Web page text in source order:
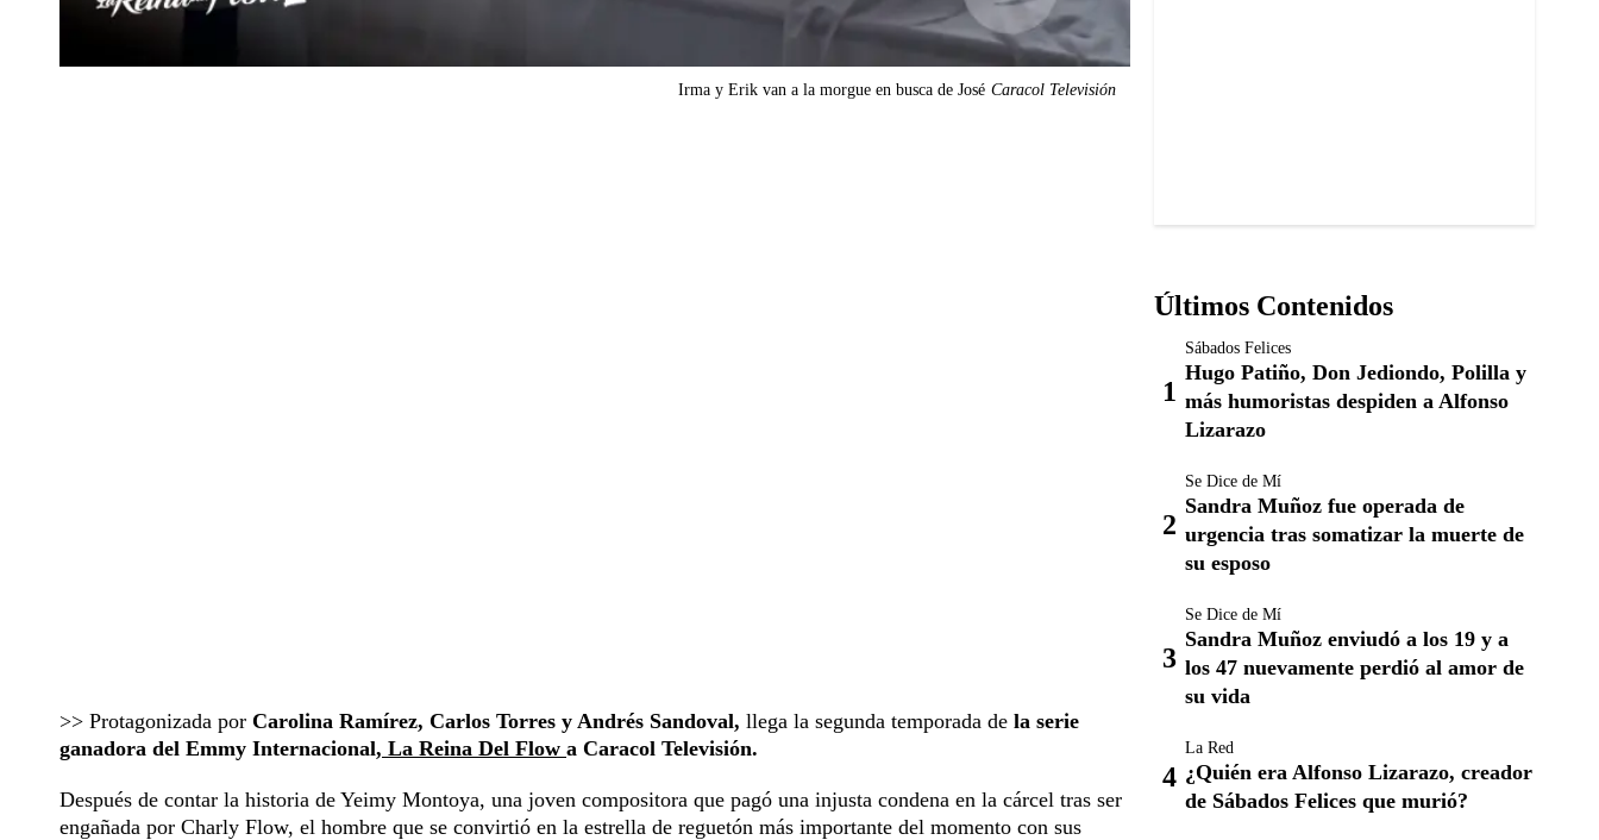
Irma y Erik van a la morgue en busca de José Caracol Televisión
>> Protagonizada por Carolina Ramírez, Carlos Torres y Andrés Sandoval, llega la segunda temporada de la serie
ganadora del Emmy Internacional, La Reina Del Flow a Caracol Televisión.
Después de contar la historia de Yeimy Montoya, una joven compositora que pagó una injusta condena en la cárcel tras ser
engañada por Charly Flow, el hombre que se convirtió en la estrella de reguetón más importante del momento con sus
Últimos Contenidos
Sábados Felices
Hugo Patiño, Don Jediondo, Polilla y
más humoristas despiden a Alfonso
Lizarazo
Se Dice de Mí
Sandra Muñoz fue operada de
urgencia tras somatizar la muerte de
su esposo
Se Dice de Mí
Sandra Muñoz enviudó a los 19 y a
los 47 nuevamente perdió al amor de
su vida
La Red
¿Quién era Alfonso Lizarazo, creador
de Sábados Felices que murió?